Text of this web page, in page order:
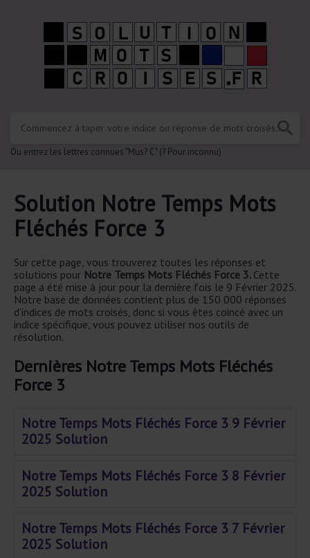
Ou entrez les lettres connues "Mus? C" (? Pour inconnu)
Solution Notre Temps Mots
Fléchés Force 3
Sur cette page, vous trouverez toutes les réponses et
solutions pour Notre Temps Mots Fléchés Force 3. Cette
page a été mise à jour pour la dernière fois le 9 Février 2025.
Notre base de données contient plus de 150 000 réponses
d'indices de mots croisés, donc si vous êtes coincé avec un
indice spécifique, vous pouvez utiliser nos outils de
résolution.
Dernières Notre Temps Mots Fléchés
Force 3
Notre Temps Mots Fléchés Force 3 9 Février
2025 Solution
Notre Temps Mots Fléchés Force 3 8 Février
2025 Solution
Notre Temps Mots Fléchés Force 3 7 Février
2025 Solution